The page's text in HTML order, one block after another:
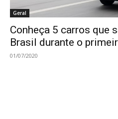
Geral
Conheça 5 carros que
Brasil durante o
01/07/2020